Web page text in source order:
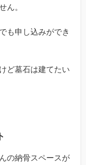
ん。
も申し込みができ
ど墓石は建てたい
の納骨スペースが